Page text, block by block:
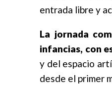
entrada libre y
La jornada
infancias, con
y del espacio
desde el primer